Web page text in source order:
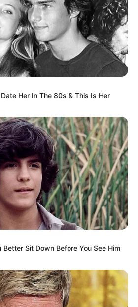
Online &
Auto
Her In The 80s & This Is Her
Better Sit Down Before You See Him